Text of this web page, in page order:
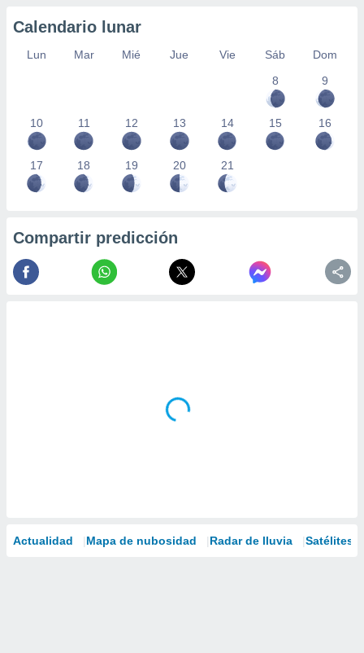
Calendario lunar
Lun Mar Mié Jue Vie Sáb
Dom
8
9
10 11 12 13 14 15 16
17 18 19 20 21
Compartir predicción
Actualidad Mapa de nubosidad Radar de lluvia Satélites